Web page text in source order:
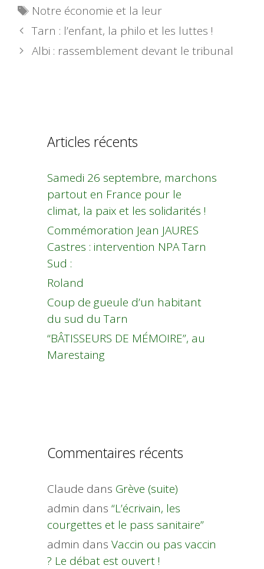
Étiquettes
Notre économie et la leur
Tarn : l’enfant, la philo et les luttes !
Albi : rassemblement devant le tribunal
Articles récents
Samedi 26 septembre, marchons
partout en France pour le
climat, la paix et les solidarités !
Commémoration Jean JAURES
Castres : intervention NPA Tarn
Sud :
Roland
Coup de gueule d’un habitant
du sud du Tarn
“BÂTISSEURS DE MÉMOIRE”, au
Marestaing
Commentaires récents
Claude dans Grève (suite)
admin dans “L’écrivain, les
courgettes et le pass sanitaire”
admin dans Vaccin ou pas vaccin
? Le débat est ouvert !